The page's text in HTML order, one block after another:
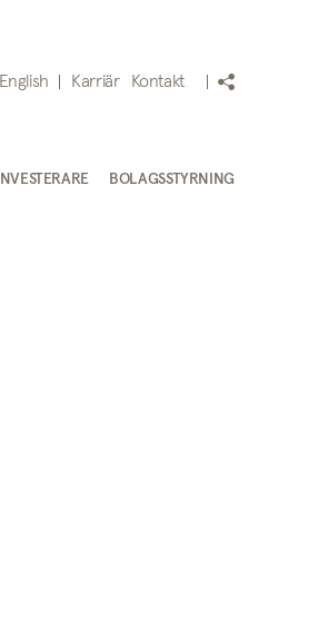
English Karriär Kontakt
INVESTERARE BOLAGSSTYRNING